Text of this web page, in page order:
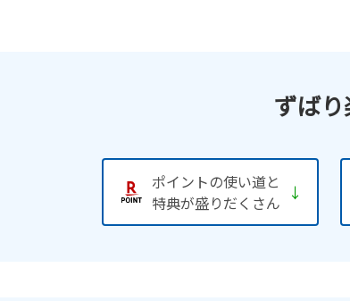
ずば
ポイントの使い道と
特典が盛りだくさん ↓